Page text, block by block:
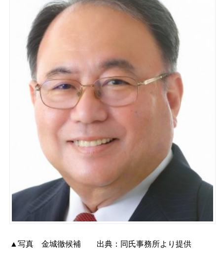
▲写真 金城徹候補 出典：同氏事務所より提供